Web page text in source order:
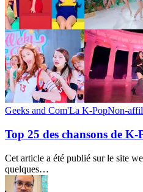
Top
des
chansons
de
K-
Pop
Geeks and Com'La K-PopNon-
Top 25 des chansons de K-
Cet article a été publié sur le site
quelques…